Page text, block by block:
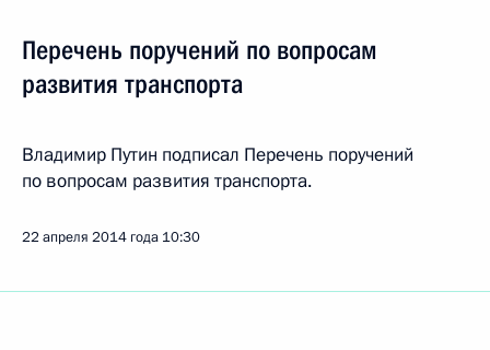
Перечень поручений по вопросам
развития транспорта
Владимир Путин подписал Перечень поручений
по вопросам развития транспорта.
22 апреля 2014 года 10:30